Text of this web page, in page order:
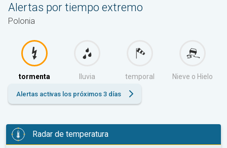
Alertas por tiempo extremo
Polonia
tormenta lluvia temporal Nieve o Hielo
Alertas activas los próximos 3 días
Radar de temperatura